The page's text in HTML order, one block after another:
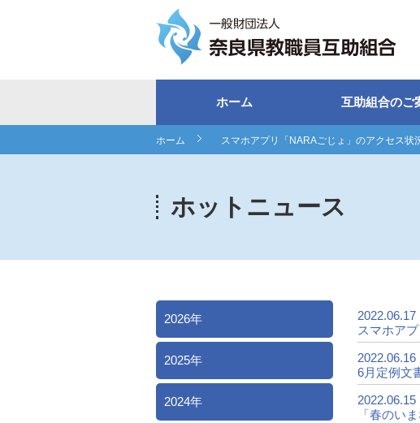
ホーム 互助組合のご
ホーム スマホアプリ「NARAごじょ」のアクセス状
ホットニュース
2026年
2025年
2024年
2022.06.17
スマホア
2022.06.16
6月定例文
2022.06.15
「春のい